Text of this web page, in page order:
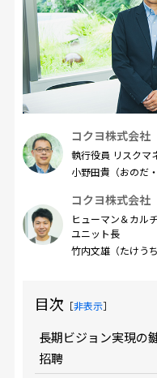
コクヨ株式会社
執行役員 リスクマ
小野田貴（おのだ
コクヨ株式会社
ヒューマン＆カル
ユニット長
竹内文雄（たけう
目次 ［非表示］
長期ビジョン実現の
招聘